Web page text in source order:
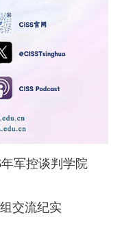
军控谈判学院
交流纪实